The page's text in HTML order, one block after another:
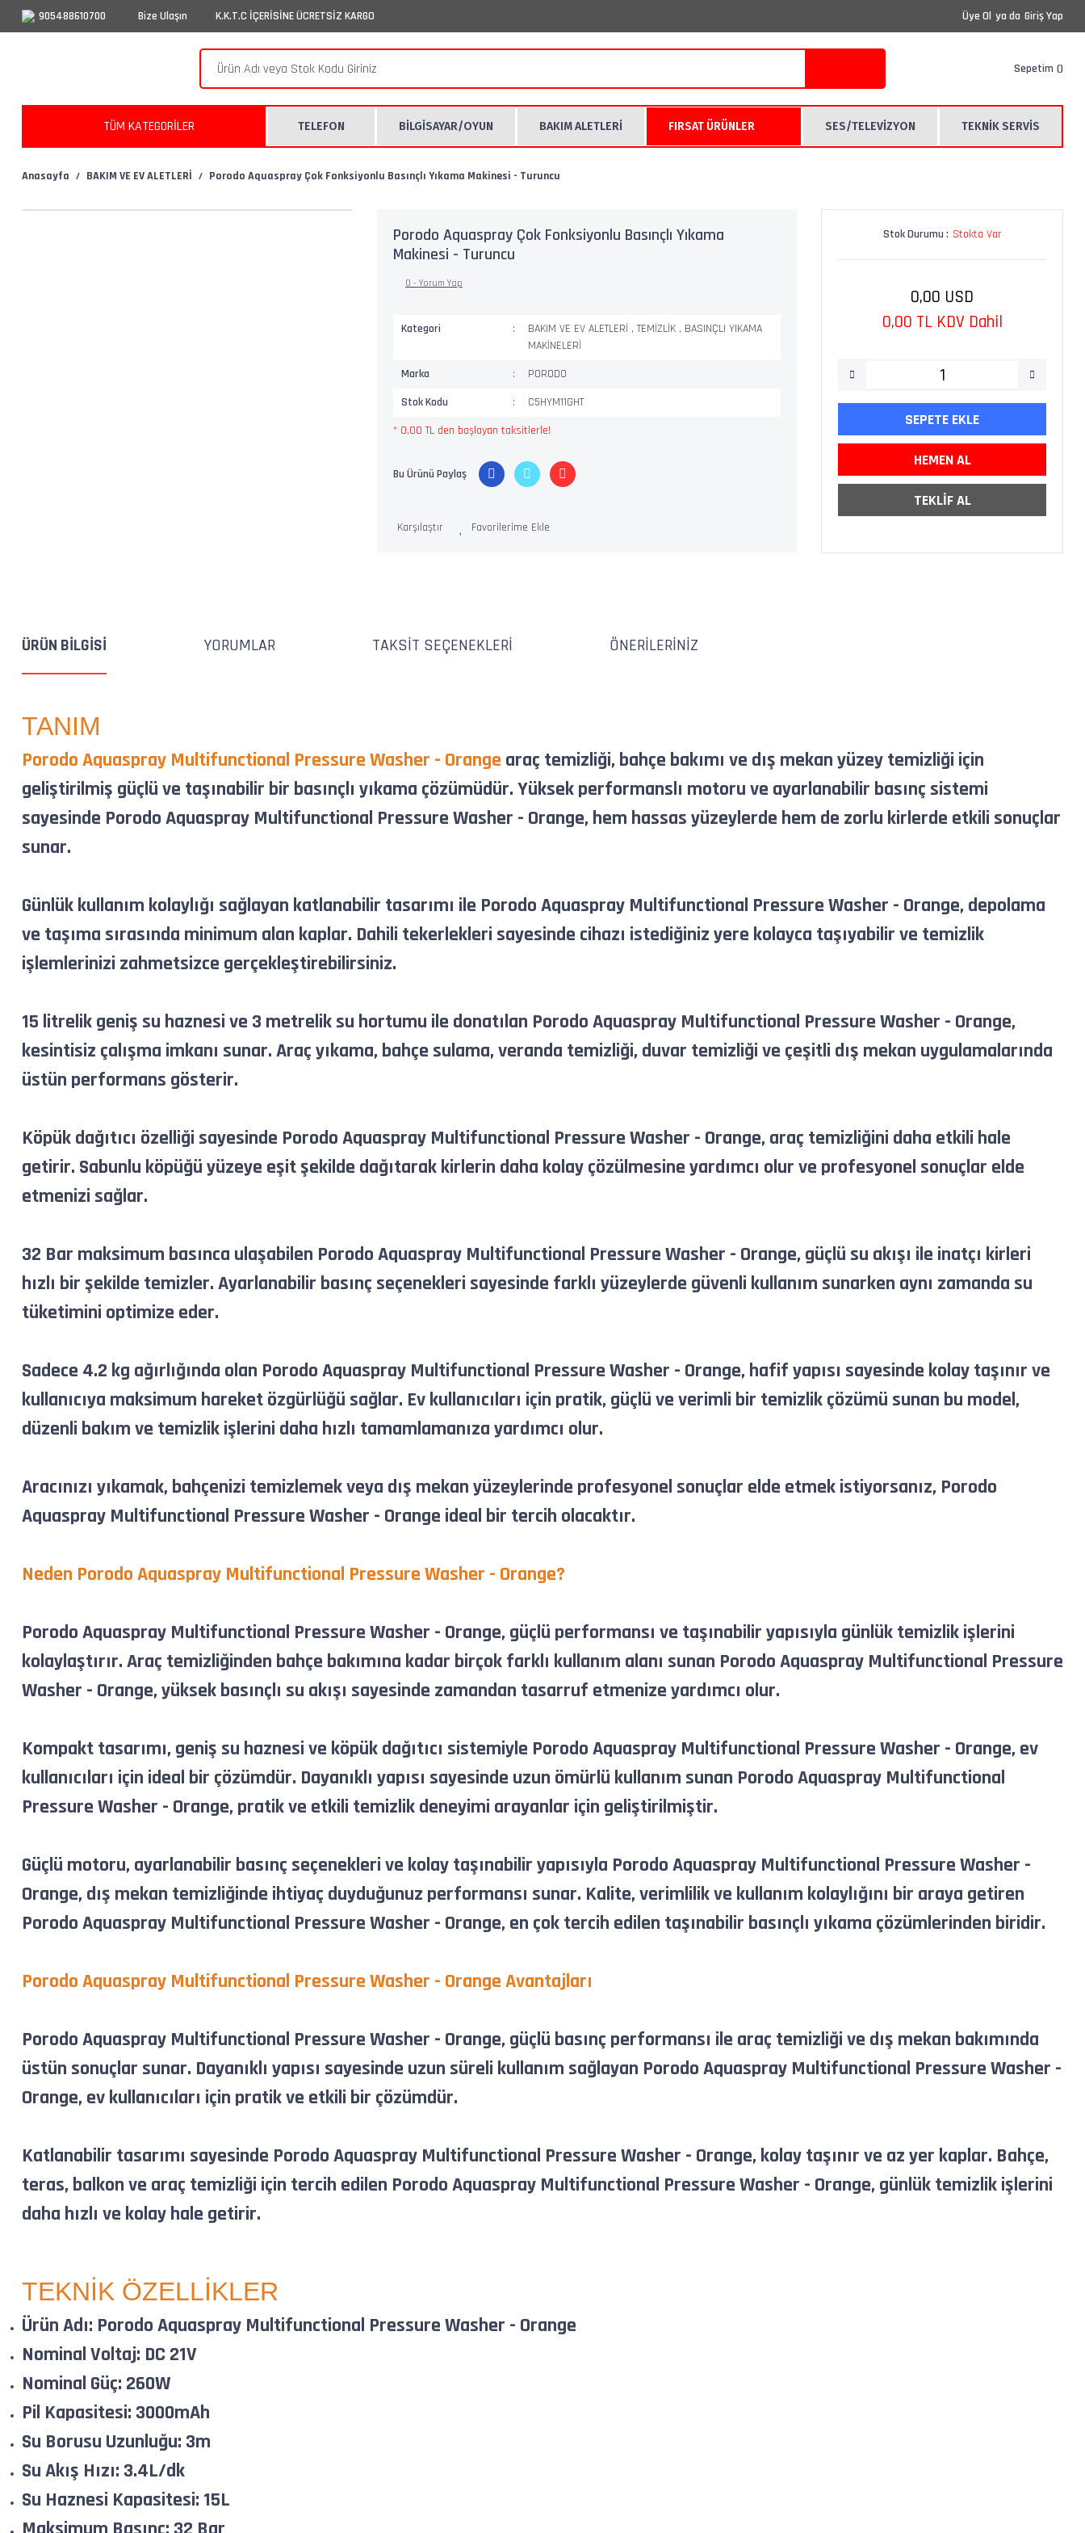
905488610700 Bize Ulaşın K.K.T.C İÇERİSİNE ÜCRETSİZ KARGO Üye Ol ya da Giriş Yap
Sepetim
TÜM KATEGORİLER TELEFON BİLGİSAYAR/OYUN BAKIM ALETLERİ FIRSAT ÜRÜNLER SES/TELEVİZYON TEKNİK SERVİS
Anasayfa BAKIM VE EV ALETLERİ Porodo Aquaspray Çok Fonksiyonlu Basınçlı Yıkama Makinesi - Turuncu
Porodo Aquaspray Çok Fonksiyonlu Basınçlı Yıkama
Makinesi - Turuncu
0 - Yorum Yap
Kategori BAKIM VE EV ALETLERİ ,TEMİZLİK , BASINÇLI YIKAMA
MAKİNELERİ
Marka
PORODO
Stok Kodu
C5HYM11GHT
* 0,00 TL den başlayan taksitlerle!
Bu Ürünü Paylaş
Karşılaştır
Stok Durumu : Stokta Var
0,00 USD
0,00 TL KDV Dahil
SEPETE EKLE
HEMEN AL
TEKLİF AL
ÜRÜN BILGISI YORUMLAR TAKSIT SEÇENEKLERI ÖNERILERINIZ
TANIM
Porodo Aquaspray Multifunctional Pressure Washer - Orange araç temizliği, bahçe bakımı ve dış mekan yüzey temizliği için
geliştirilmiş güçlü ve taşınabilir bir basınçlı yıkama çözümüdür. Yüksek performanslı motoru ve ayarlanabilir basınç sistemi
sayesinde Porodo Aquaspray Multifunctional Pressure Washer - Orange, hem hassas yüzeylerde hem de zorlu kirlerde etkili sonuçlar
sunar.
Günlük kullanım kolaylığı sağlayan katlanabilir tasarımı ile Porodo Aquaspray Multifunctional Pressure Washer - Orange, depolama
ve taşıma sırasında minimum alan kaplar. Dahili tekerlekleri sayesinde cihazı istediğiniz yere kolayca taşıyabilir ve temizlik
işlemlerinizi zahmetsizce gerçekleştirebilirsiniz.
15 litrelik geniş su haznesi ve 3 metrelik su hortumu ile donatılan Porodo Aquaspray Multifunctional Pressure Washer - Orange,
kesintisiz çalışma imkanı sunar. Araç yıkama, bahçe sulama, veranda temizliği, duvar temizliği ve çeşitli dış mekan uygulamalarında
üstün performans gösterir.
Köpük dağıtıcı özelliği sayesinde Porodo Aquaspray Multifunctional Pressure Washer - Orange, araç temizliğini daha etkili hale
getirir. Sabunlu köpüğü yüzeye eşit şekilde dağıtarak kirlerin daha kolay çözülmesine yardımcı olur ve profesyonel sonuçlar elde
etmenizi sağlar.
32 Bar maksimum basınca ulaşabilen Porodo Aquaspray Multifunctional Pressure Washer - Orange, güçlü su akışı ile inatçı kirleri
hızlı bir şekilde temizler. Ayarlanabilir basınç seçenekleri sayesinde farklı yüzeylerde güvenli kullanım sunarken aynı zamanda su
tüketimini optimize eder.
Sadece 4.2 kg ağırlığında olan Porodo Aquaspray Multifunctional Pressure Washer - Orange, hafif yapısı sayesinde kolay taşınır ve
kullanıcıya maksimum hareket özgürlüğü sağlar. Ev kullanıcıları için pratik, güçlü ve verimli bir temizlik çözümü sunan bu model,
düzenli bakım ve temizlik işlerini daha hızlı tamamlamanıza yardımcı olur.
Aracınızı yıkamak, bahçenizi temizlemek veya dış mekan yüzeylerinde profesyonel sonuçlar elde etmek istiyorsanız, Porodo
Aquaspray Multifunctional Pressure Washer - Orange ideal bir tercih olacaktır.
Neden Porodo Aquaspray Multifunctional Pressure Washer - Orange?
Porodo Aquaspray Multifunctional Pressure Washer - Orange, güçlü performansı ve taşınabilir yapısıyla günlük temizlik işlerini
kolaylaştırır. Araç temizliğinden bahçe bakımına kadar birçok farklı kullanım alanı sunan Porodo Aquaspray Multifunctional Pressure
Washer - Orange, yüksek basınçlı su akışı sayesinde zamandan tasarruf etmenize yardımcı olur.
Kompakt tasarımı, geniş su haznesi ve köpük dağıtıcı sistemiyle Porodo Aquaspray Multifunctional Pressure Washer - Orange, ev
kullanıcıları için ideal bir çözümdür. Dayanıklı yapısı sayesinde uzun ömürlü kullanım sunan Porodo Aquaspray Multifunctional
Pressure Washer - Orange, pratik ve etkili temizlik deneyimi arayanlar için geliştirilmiştir.
Güçlü motoru, ayarlanabilir basınç seçenekleri ve kolay taşınabilir yapısıyla Porodo Aquaspray Multifunctional Pressure Washer -
Orange, dış mekan temizliğinde ihtiyaç duyduğunuz performansı sunar. Kalite, verimlilik ve kullanım kolaylığını bir araya getiren
Porodo Aquaspray Multifunctional Pressure Washer - Orange, en çok tercih edilen taşınabilir basınçlı yıkama çözümlerinden biridir.
Porodo Aquaspray Multifunctional Pressure Washer - Orange Avantajları
Porodo Aquaspray Multifunctional Pressure Washer - Orange, güçlü basınç performansı ile araç temizliği ve dış mekan bakımında
üstün sonuçlar sunar. Dayanıklı yapısı sayesinde uzun süreli kullanım sağlayan Porodo Aquaspray Multifunctional Pressure Washer -
Orange, ev kullanıcıları için pratik ve etkili bir çözümdür.
Katlanabilir tasarımı sayesinde Porodo Aquaspray Multifunctional Pressure Washer - Orange, kolay taşınır ve az yer kaplar. Bahçe,
teras, balkon ve araç temizliği için tercih edilen Porodo Aquaspray Multifunctional Pressure Washer - Orange, günlük temizlik işlerini
daha hızlı ve kolay hale getirir.
TEKNİK ÖZELLİKLER
Ürün Adı: Porodo Aquaspray Multifunctional Pressure Washer - Orange
Nominal Voltaj: DC 21V
Nominal Güç: 260W
Pil Kapasitesi: 3000mAh
Su Borusu Uzunluğu: 3m
Su Akış Hızı: 3.4L/dk
Su Haznesi Kapasitesi: 15L